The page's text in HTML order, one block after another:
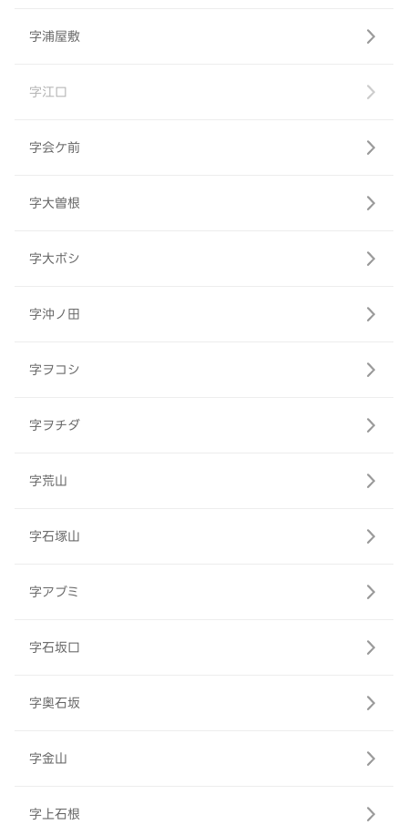
字浦屋敷
字江口
字会ケ前
字大曽根
字大ボシ
字沖ノ田
字ヲコシ
字ヲチダ
字荒山
字石塚山
字アブミ
字石坂口
字奥石坂
字金山
字上石根